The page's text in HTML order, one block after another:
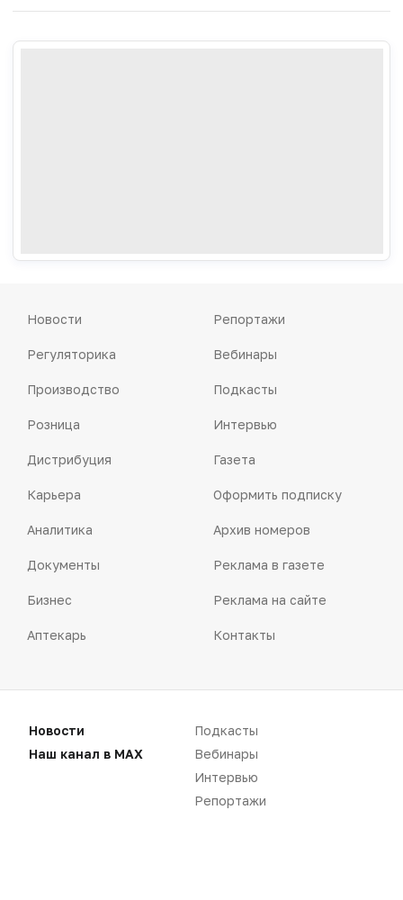
«Политика конфиденциальности»
«Основные виды деятельности компании»
Новости
Регуляторика
Производство
Розница
Дистрибуция
Карьера
Аналитика
Документы
Бизнес
Аптекарь
Репортажи
Вебинары
Подкасты
Интервью
Газета
Оформить подписку
Архив номеров
Реклама в газете
Реклама на сайте
Контакты
Новости
Наш канал в MAX
Подкасты
Вебинары
Интервью
Репортажи